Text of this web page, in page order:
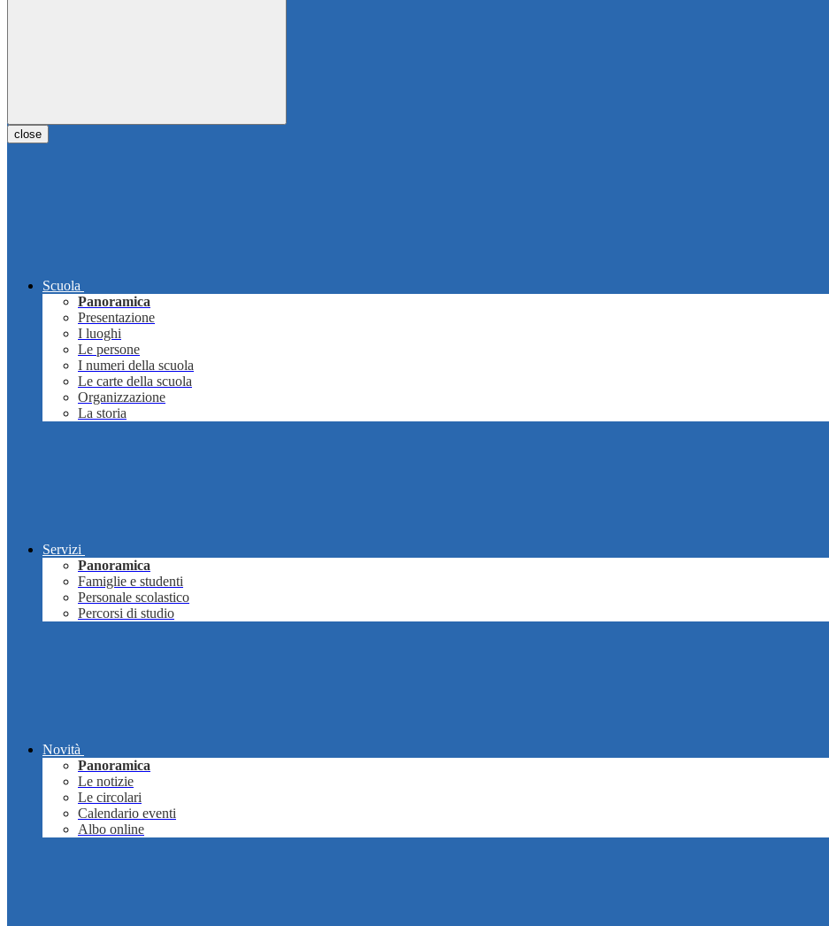
close
Scuola
Panoramica
Presentazione
I luoghi
Le persone
I numeri della scuola
Le carte della scuola
Organizzazione
La storia
Servizi
Panoramica
Famiglie e studenti
Personale scolastico
Percorsi di studio
Novità
Panoramica
Le notizie
Le circolari
Calendario eventi
Albo online